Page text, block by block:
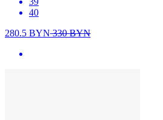
40
280.5 BYN330BYN